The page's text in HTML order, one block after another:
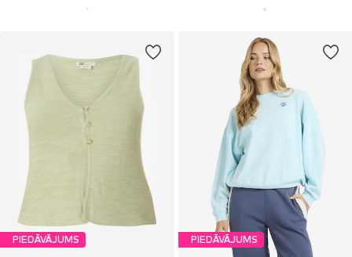
PIEDĀVĀJUMS PIEDĀVĀJUMS